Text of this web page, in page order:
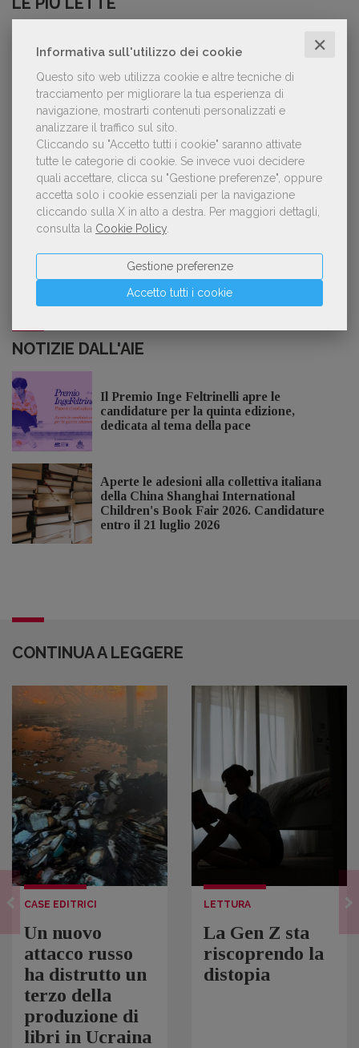
Informativa sull'utilizzo dei cookie ✕
Questo sito web utilizza cookie e altre tecniche di
tracciamento per migliorare la tua esperienza di
navigazione, mostrarti contenuti personalizzati e
analizzare il traffico sul sito.
Cliccando su "Accetto tutti i cookie" saranno attivate
tutte le categorie di cookie. Se invece vuoi decidere
quali accettare, clicca su "Gestione preferenze", oppure
accetta solo i cookie essenziali per la navigazione
cliccando sulla X in alto a destra.
Per maggiori dettagli,
consulta la Cookie Policy
Accetto tutti i cookie
Gestione preferenze
Forse è il momento di cambiare prospettiva
sull’intelligenza artificiale
Spammy, Low-quality, Over-Produced: cosa
sono gli «slop», libri scritti con l'IA che
inquinano la narrativa di genere
sospetto utilizzo dell’IA
NOTIZIE DALL'AIE
Il Premio Inge Feltrinelli apre le
candidature per la quinta edizione,
dedicata al tema della pace
Aperte le adesioni alla collettiva italiana
della China Shanghai International
Children's Book Fair 2026. Candidature
entro il 21 luglio 2026
CONTINUA A LEGGERE
CASE EDITRICI
Un nuovo
attacco russo
ha distrutto un
terzo della
produzione di
libri in Ucraina
LETTURA
La Gen Z sta
riscoprendo la
distopia